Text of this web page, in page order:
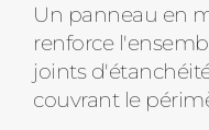
Un panneau en
renforce
joints
couvrant le